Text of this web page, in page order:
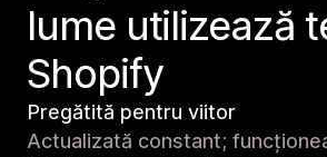
lume utilizează
Shopify
Pregătită pentru viitor
Actualizată constant;